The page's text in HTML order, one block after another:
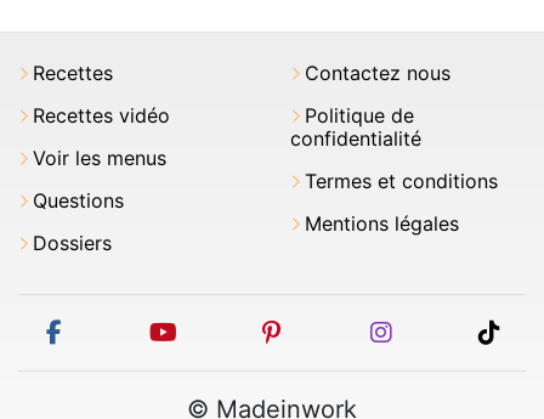
Recettes
Recettes vidéo
Voir les menus
Questions
Dossiers
Contactez nous
Politique de
confidentialité
Termes et conditions
Mentions légales
facebook youtube pinterest instagram
© Madeinwork